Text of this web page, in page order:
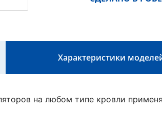
Характеристики
на любом типе кровли